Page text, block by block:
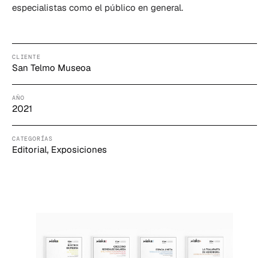
especialistas como el público en general.
CLIENTE
San Telmo Museoa
AÑO
2021
CATEGORÍAS
Editorial, Exposiciones